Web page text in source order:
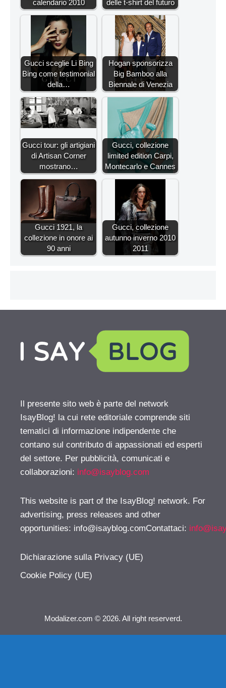
calendario 2010
delle t-shirt del futuro
Gucci sceglie Li Bing
Bing come testimonial
della…
Hogan sponsorizza
Big Bamboo alla
Biennale di Venezia
Gucci tour: gli artigiani
di Artisan Corner
mostrano…
Gucci, collezione
limited edition Carpi,
Montecarlo e Cannes
Gucci 1921, la
collezione in onore ai
90 anni
Gucci, collezione
autunno inverno 2010
2011
Il presente sito web è parte del network
IsayBlog! la cui rete editoriale comprende siti
tematici di informazione indipendente che
contano sul contributo di appassionati ed esperti
del settore. Per pubblicità, comunicati e
collaborazioni: info@isayblog.com
This website is part of the IsayBlog! network. For
advertising, press releases and other
opportunities: info@isayblog.comContattaci:
Dichiarazione sulla Privacy (UE)
Cookie Policy (UE)
Modalizer.com © 2026. All right reserverd.